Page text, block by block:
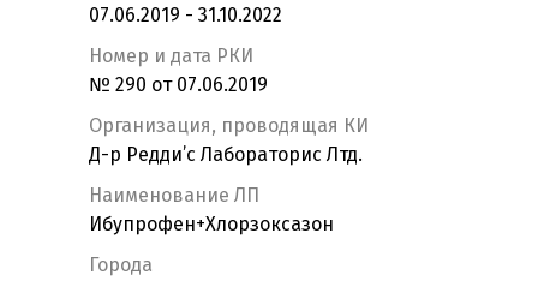
07.06.2019 - 31.10.2022
Номер и дата РКИ
№ 290 от 07.06.2019
Организация, проводящая КИ
Д-р Редди’с Лабораторис Лтд.
Наименование ЛП
Ибупрофен+Хлорзоксазон
Города